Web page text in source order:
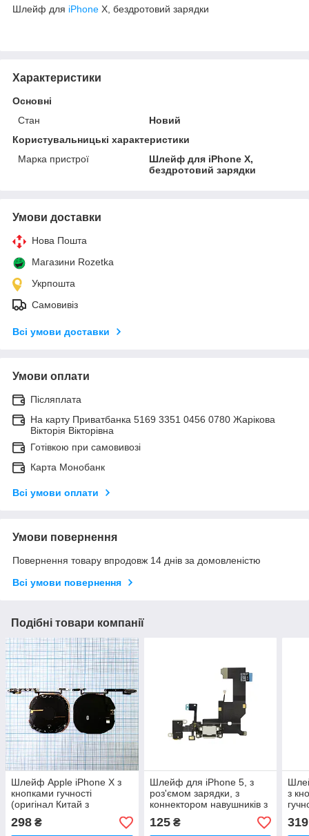
Шлейф для iPhone X, бездротовий зарядки
Характеристики
Основні
Стан
Новий
Користувальницькі характеристики
Марка пристрої
Шлейф для iPhone X,
бездротовий зарядки
Умови доставки
Нова Пошта
Магазини Rozetka
Укрпошта
Самовивіз
Всі умови доставки
Умови оплати
Післяплата
На карту Приватбанка 5169 3351 0456 0780 Жарікова
Вікторія Вікторівна
Готівкою при самовивозі
Карта Монобанк
Всі умови оплати
Умови повернення
Повернення товару впродовж 14 днів за домовленістю
Всі умови повернення
Подібні товари компанії
Шлейф Apple iPhone X з
кнопками гучності
(оригінал Китай з
бездротовою зарядкою)
298 ₴
Шлейф для iPhone 5, з
роз'ємом зарядки, з
коннектором навушників з
мікрофоном, білий
125₴
з
319